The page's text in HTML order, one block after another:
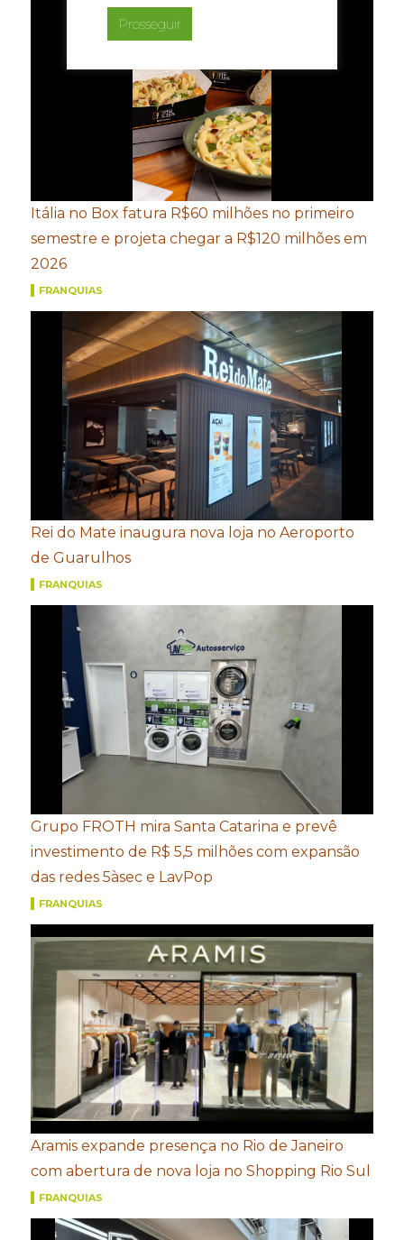
Prosseguir
Itália no Box fatura R$60 milhões no primeiro
semestre e projeta chegar a R$120 milhões em
2026
FRANQUIAS
Rei do Mate inaugura nova loja no Aeroporto
de Guarulhos
FRANQUIAS
Grupo FROTH mira Santa Catarina e prevê
investimento de R$ 5,5 milhões com expansão
das redes 5àsec e LavPop
FRANQUIAS
Aramis expande presença no Rio de Janeiro
com abertura de nova loja no Shopping Rio Sul
FRANQUIAS